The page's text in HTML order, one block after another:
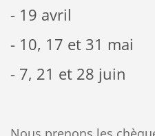
- 19 avril
- 10, 17 et 31 mai
- 7, 21 et 28 juin